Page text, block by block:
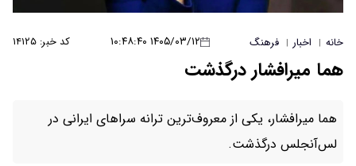
خانه | اخبار | فرهنگ ۱۴۰۵/۰۳/۱۲ ۱۰:۴۸:۴۰ کد خبر: ۱۴۱۲۵
هما میرافشار درگذشت
هما میرافشار، یکی از معروف‌ترین ترانه سراهای ایرانی در
لس‌آنجلس درگذشت.